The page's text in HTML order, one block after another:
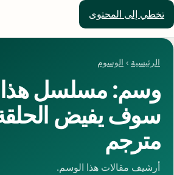
تخطي إلى المحتوى
حلول العالم
الرئيسية › الوسوم
وسم: مسلسل هذا
سوف يفيض الحلقة
مترجم
أرشيف مقالات هذا الوسم.